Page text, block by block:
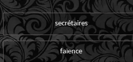
secrétaires
faïence